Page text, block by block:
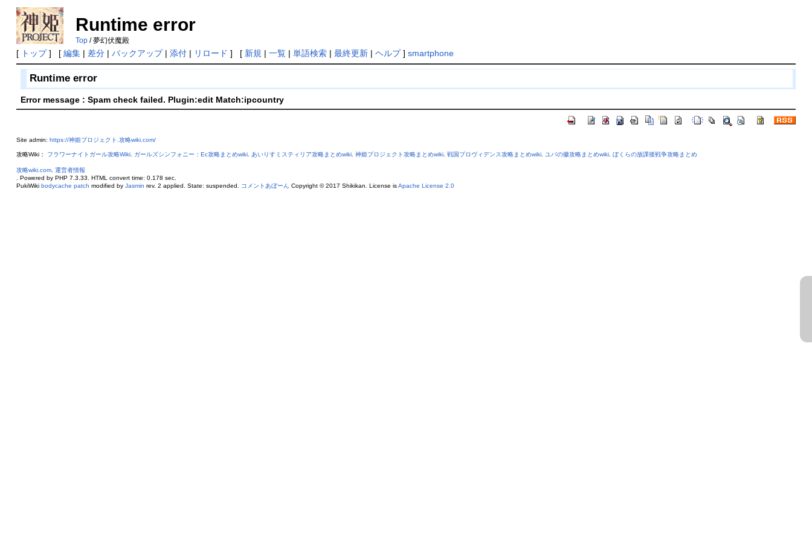
Runtime error
Top/ 夢幻伏魔殿
[ トップ] [ 編集| 差分| バックアップ| 添付| リロード ] [ 新規 | 一覧| 単語検索| 最終更新| ヘルプ] smartphone
Runtime error
Error message : Spam check failed. Plugin:edit Match:ipcountry
Site admin: https://神姫プロジェクト.攻略wiki.com/
攻略Wiki： フラワーナイトガール攻略Wiki. ガールズシンフォニー：Ec攻略まとめwiki. あいりすミスティリア攻略まとめwiki. 神姫プロジェクト攻略まとめwiki. 戦国プロヴィデンス攻略まとめwiki. ユバの徽攻略まとめwiki. ぼくらの放課後戦争攻略まとめ
攻略wiki.com. 運営者情報
. Powered by PHP 7.3.33. HTML convert time: 0.178 sec.
PukiWiki bodycache patch modified by Jasmin rev. 2 applied. State: suspended. コメントあぼーん Copyright © 2017 Shikikan. License isApache License 2.0